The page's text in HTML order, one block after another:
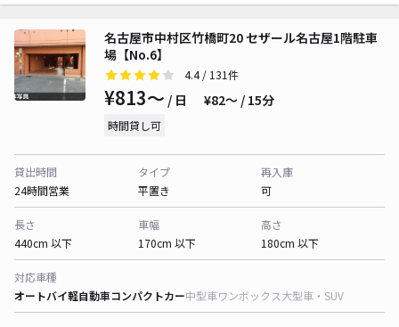
名古屋市中村区竹橋町20 セザール名古屋1階駐車
場【No.6】
4.4/ 131件
¥813〜 / 日 ¥82〜 / 15分
時間貸し可
貸出時間
24時間営業
タイプ
平置き
再入庫
可
長さ
440cm 以下
車幅
170cm 以下
高さ
180cm 以下
対応車種
オートバイ軽自動車コンパクトカー中型車ワンボックス大型車・SUV